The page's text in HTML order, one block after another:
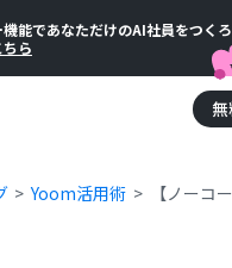
能であなただけのAI社員をつくろ
ら
Yoom活用術 【ノーコ